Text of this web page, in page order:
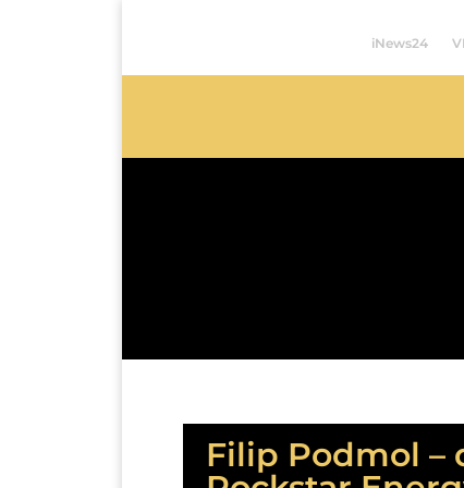
iNews24
Filip Podmol –